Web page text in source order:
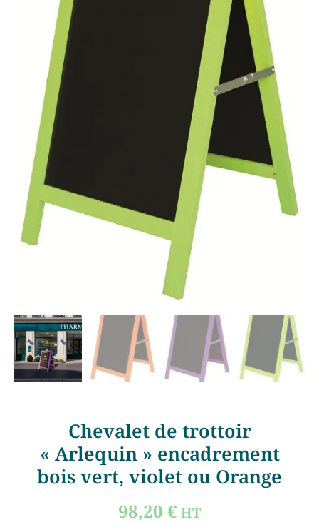
Chevalet de trottoir
« Arlequin » encadrement
bois vert, violet ou Orange
98,20 € HT